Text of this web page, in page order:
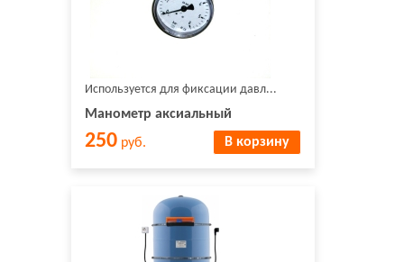
Используется для фиксации давл...
Манометр аксиальный
250 руб. В корзину